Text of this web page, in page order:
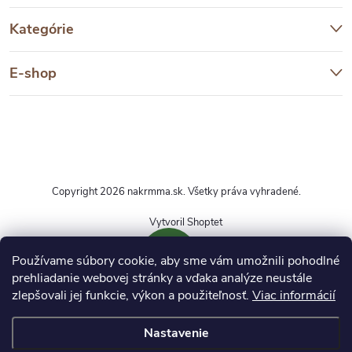
Používame súbory cookie, aby sme vám umožnili pohodlné
prehliadanie webovej stránky a vďaka analýze neustále
zlepšovali jej funkcie, výkon a použiteľnosť. Viac informácií
Nastavenie
DOPRAVA ZDARMA
Kategórie
E-shop
Vytvoril Shoptet
Copyright 2026 nakrmma.sk. Všetky práva vyhradené.